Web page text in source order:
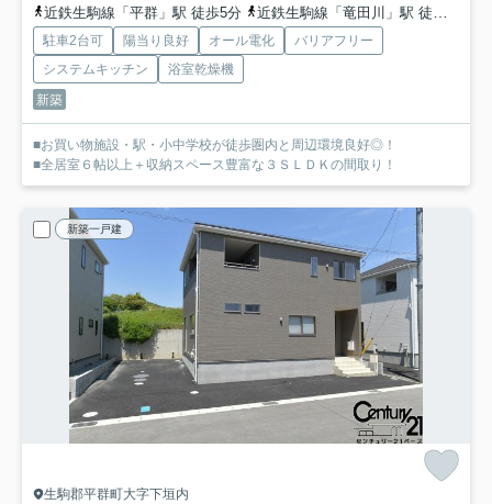
近鉄生駒線「平群」駅 徒歩5分
近鉄生駒線「竜田川」駅 徒歩15分
駐車2台可 陽当り良好 オール電化
バリアフリー
システムキッチン
浴室乾燥機
新築
■お買い物施設・駅・小中学校が徒歩圏内と周辺環境良好◎！
■全居室６帖以上＋収納スペース豊富な３ＳＬＤＫの間取り！
新築一戸建
生駒郡平群町大字下垣内